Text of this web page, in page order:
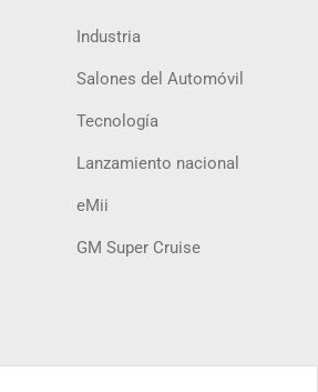
Industria
Salones del Automóvil
Tecnología
Lanzamiento nacional
eMii
GM Super Cruise